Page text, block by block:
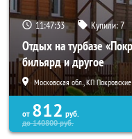
11:47:31 Купили:7
Отдых на турбазе
бильярд и другое
Московская обл., КП
от 812 руб.
до140800руб.